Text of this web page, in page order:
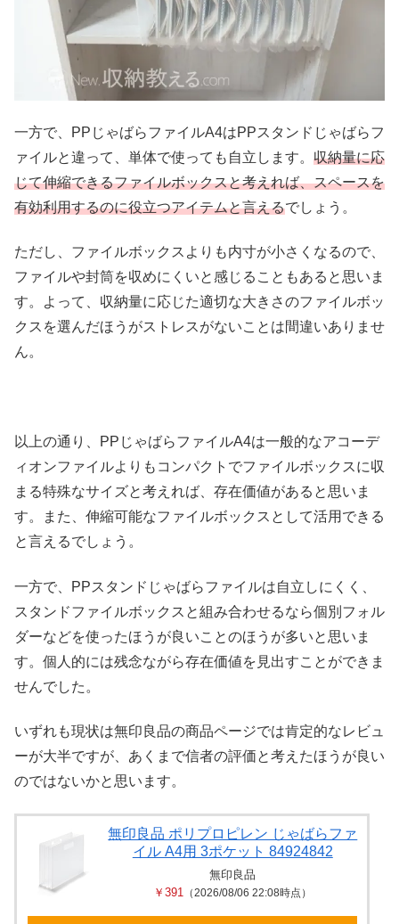
一方で、PPじゃばらファイルA4はPPスタンドじゃばらフ
ァイルと違って、単体で使っても自立します。 収納量に応
じて伸縮できるファイルボックスと考えれば、スペースを
有効利用するのに役立つアイテムと言えるでしょう。
ただし、ファイルボックスよりも内寸が小さくなるので、
ファイルや封筒を収めにくいと感じることもあると思いま
す。よって、収納量に応じた適切な大きさのファイルボッ
クスを選んだほうがストレスがないことは間違いありませ
ん。
以上の通り、PPじゃばらファイルA4は一般的なアコーデ
ィオンファイルよりもコンパクトでファイルボックスに収
まる特殊なサイズと考えれば、存在価値があると思いま
す。また、伸縮可能なファイルボックスとして活用できる
と言えるでしょう。
一方で、PPスタンドじゃばらファイルは自立しにくく、
スタンドファイルボックスと組み合わせるなら個別フォル
ダーなどを使ったほうが良いことのほうが多いと思いま
す。個人的には残念ながら存在価値を見出すことができま
せんでした。
いずれも現状は無印良品の商品ページでは肯定的なレビュ
ーが大半ですが、あくまで信者の評価と考えたほうが良い
のではないかと思います。
無印良品 ポリプロピレン じゃばらファ
イル A4用 3ポケット 84924842
無印良品
￥391 （2026/08/06 22:08時点）